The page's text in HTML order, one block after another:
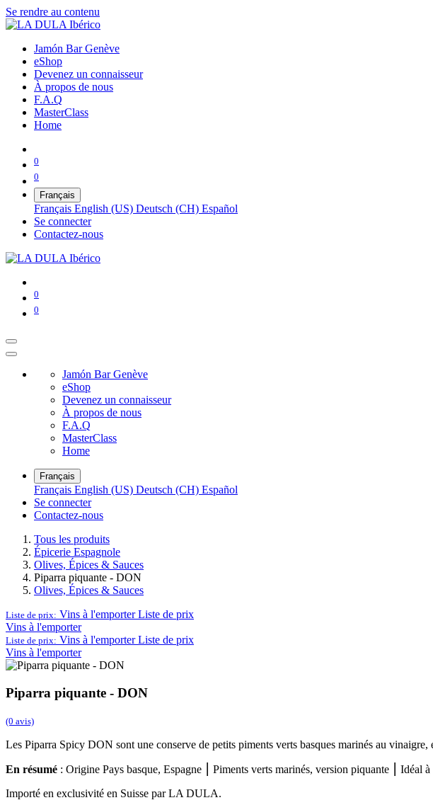
Se rendre au contenu
Jamón Bar Genève
eShop
Devenez un connaisseur
À propos de nous
F.A.Q
MasterClass
Home
0
0
Français
Français English (US) Deutsch (CH) Español
Se connecter
Contactez-nous
0
0
Jamón Bar Genève
eShop
Devenez un connaisseur
À propos de nous
F.A.Q
MasterClass
Home
Français
Français English (US) Deutsch (CH) Español
Se connecter
Contactez-nous
Tous les produits
Épicerie Espagnole
Olives, Épices & Sauces
Piparra piquante - DON
Olives, Épices & Sauces
Liste de prix: Vins à l'emporter Liste de prix
Vins à l'emporter
Liste de prix: Vins à l'emporter Liste de prix
Vins à l'emporter
Piparra piquante - DON
(0 avis)
Les Piparra Spicy DON sont une conserve de petits piments verts basques marinés au
En résumé : Origine Pays basque, Espagne ⎮ Piments verts marinés, version piquante ⎮ Idéal
Importé en exclusivité en Suisse par LA DULA.